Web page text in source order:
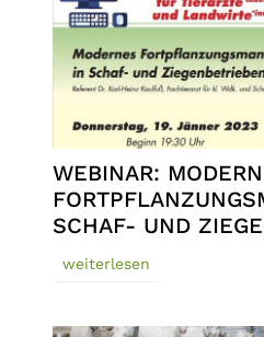
WEBINAR:
SCHAF- UND
weiterlesen